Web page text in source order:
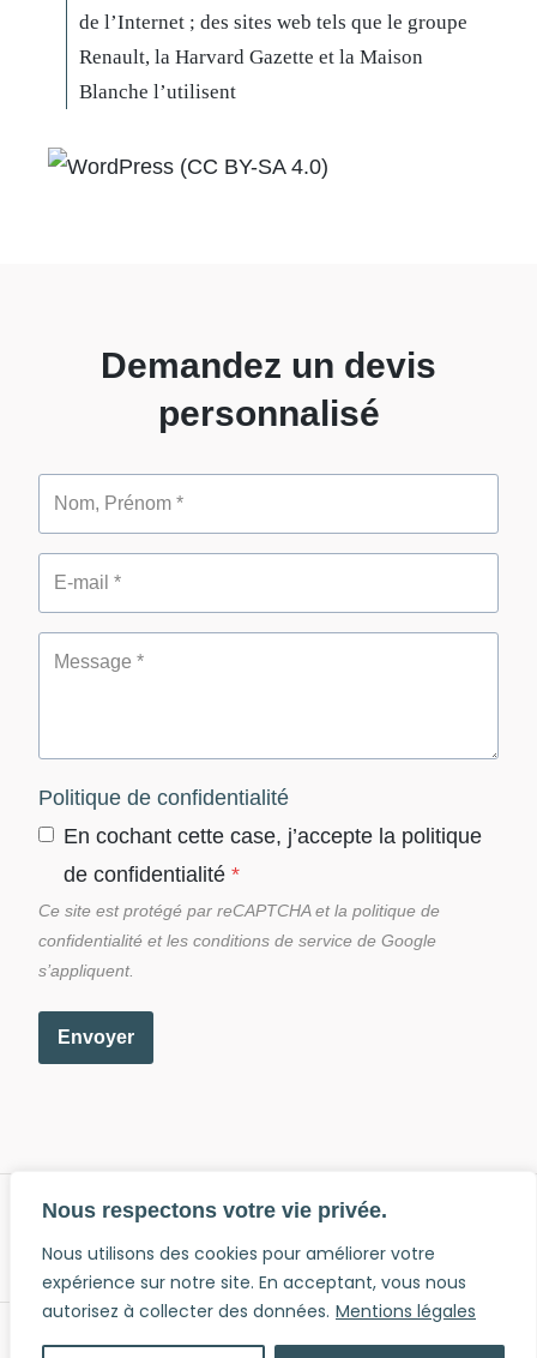
Nous respectons votre vie privée.
Nous utilisons des cookies pour améliorer votre
expérience sur notre site. En acceptant, vous nous
autorisez à collecter des données. Mentions légales
de l’Internet ; des sites web tels que le groupe
Renault, la Harvard Gazette et la Maison
Blanche l’utilisent
Demandez un devis
personnalisé
Politique de confidentialité
En cochant cette case, j’accepte la politique
de confidentialité *
Ce site est protégé par reCAPTCHA et la politique de
confidentialité et les conditions de service de Google
s’appliquent.
Envoyer
Accueil À propos
Services
Développement web
Formation Blog
© 2026 AtelierPress |Mentions légales